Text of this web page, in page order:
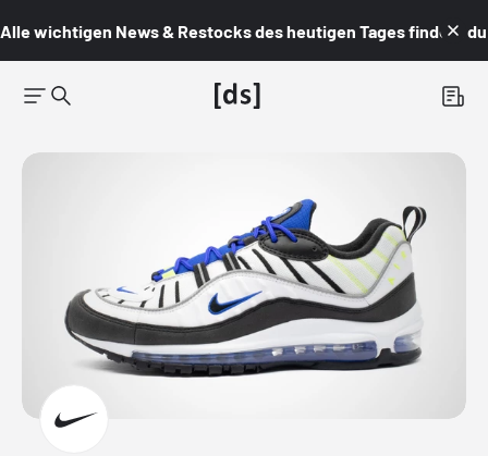
Alle wichtigen News & Restocks des heutigen Tages findest du